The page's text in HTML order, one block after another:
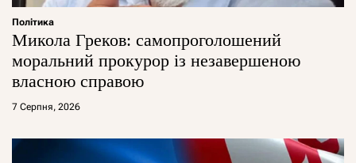
Політика
Микола Греков: самопроголошений
моральний прокурор із незавершеною
власною справою
7 Серпня, 2026